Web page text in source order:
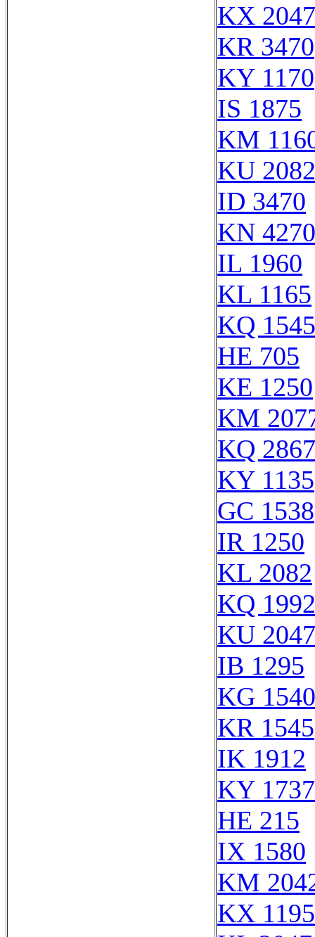
KX 2047
KR 3470
KY 1170
IS 1875
KM
KU 2082
ID 3470
KN 4270
IL 1960
KL 1165
KQ 1545
HE 705
KE 1250
KM
KQ 2867
KY 1135
GC 1538
IR 1250
KL 2082
KQ 1992
KU 2047
IB 1295
KG 1540
KR 1545
IK 1912
KY 1737
HE 215
IX 1580
KM
KX 1195